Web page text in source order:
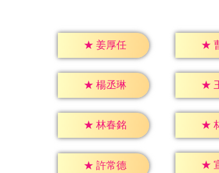
★ 姜厚任 ★
★ 楊丞琳 ★
★ 林春銘 ★
★ 許常德 ★